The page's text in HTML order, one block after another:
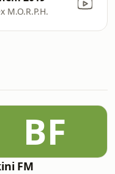
M.O.R.P.H.
BF
FM